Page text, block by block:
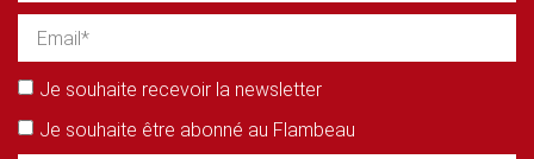
Je souhaite recevoir la newsletter
Je souhaite être abonné au Flambeau